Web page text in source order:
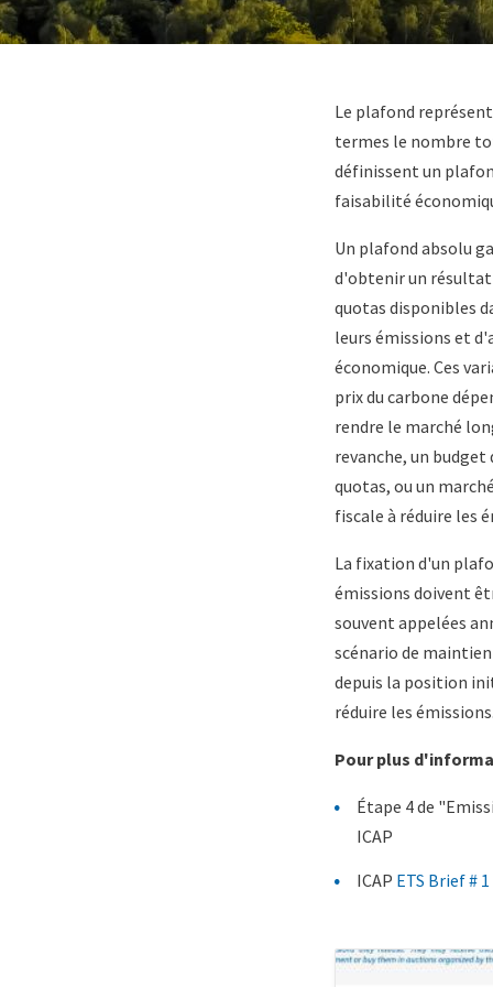
Content
Le plafond
termes le nombre
définissent un
faisabilité
Un plafond absolu
d'obtenir un résultat
quotas disponibles
leurs émissions et
économique. Ces
prix du carbone
rendre le marché
revanche, un
quotas, ou un
fiscale à réduire les
La fixation d'un
émissions doivent
souvent appelées
scénario de maintien
depuis la position
réduire les émissions.
Pour plus
Étape 4 de
ICAP
ICAP ETS Brief # 1
Existing
Cover